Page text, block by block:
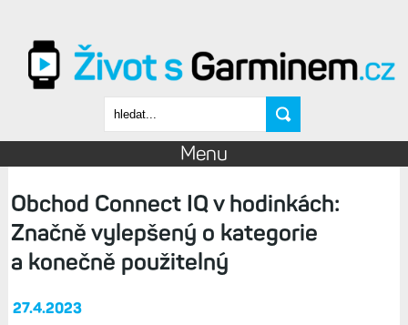
Vyhledávání
Menu
Obchod Connect IQ v hodinkách:
Značně vylepšený o kategorie
a konečně použitelný
27.4.2023